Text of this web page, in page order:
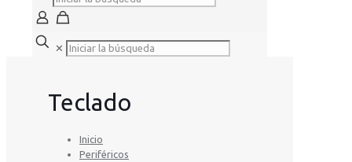
✕
Teclado
Inicio
Periféricos